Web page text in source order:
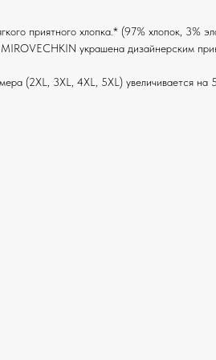
приятного хлопка.* (97% хлопок, 3%
украшена дизайнерским
(2XL, 3XL, 4XL, 5XL) увеличивается на